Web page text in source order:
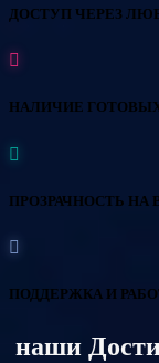
ДОСТУП ЧЕРЕЗ
НАЛИЧИЕ
ПРОЗРАЧНОСТЬ НА
ПОДДЕРЖКА И
наши